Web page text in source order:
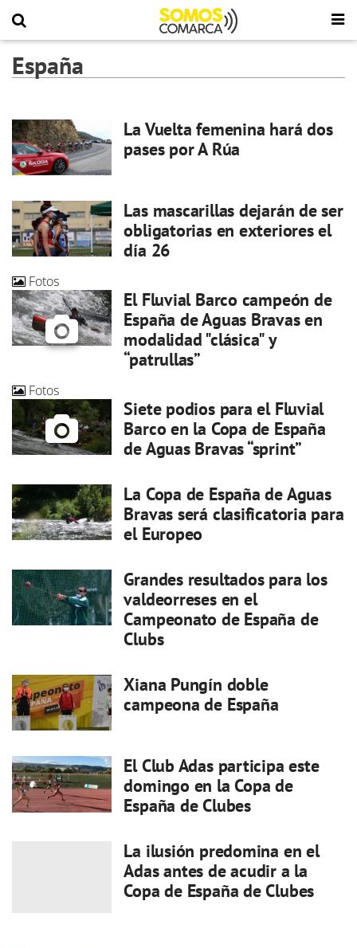
España
La Vuelta femenina hará dos
pases por A Rúa
Las mascarillas dejarán de ser
obligatorias en exteriores el
día 26
Fotos
El Fluvial Barco campeón de
España de Aguas Bravas en
modalidad "clásica" y
“patrullas”
Fotos
Siete podios para el Fluvial
Barco en la Copa de España
de Aguas Bravas “sprint”
La Copa de España de Aguas
Bravas será clasificatoria para
el Europeo
Grandes resultados para los
valdeorreses en el
Campeonato de España de
Clubs
Xiana Pungín doble
campeona de España
El Club Adas participa este
domingo en la Copa de
España de Clubes
La ilusión predomina en el
Adas antes de acudir a la
Copa de España de Clubes